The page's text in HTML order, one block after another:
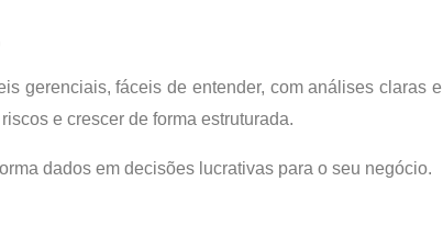
gerenciais, fáceis de entender, com análises claras e
e crescer de forma estruturada.
dados em decisões lucrativas para o seu negócio.